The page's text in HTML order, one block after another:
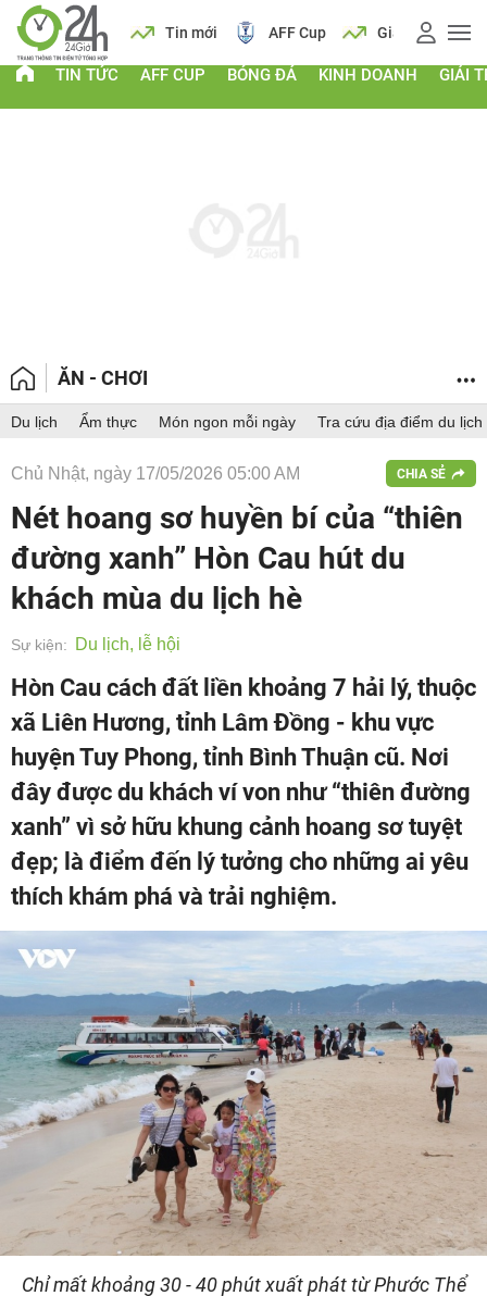
Lịch Tin mới AFF Cup Giá vàng
TIN TỨC AFF CUP BÓNG ĐÁ KINH DOANH GIẢI
ĂN - CHƠI
Du lịch Ẩm thực Món ngon mỗi ngày Tra cứu địa điểm du lịch
Chủ Nhật, ngày 17/05/2026 05:00 AM CHIA SẺ
Nét hoang sơ huyền bí của “thiên
đường xanh” Hòn Cau hút du
khách mùa du lịch hè
Sự kiện: Du lịch, lễ hội
Hòn Cau cách đất liền khoảng 7 hải lý, thuộc
xã Liên Hương, tỉnh Lâm Đồng - khu vực
huyện Tuy Phong, tỉnh Bình Thuận cũ. Nơi
đây được du khách ví von như “thiên đường
xanh” vì sở hữu khung cảnh hoang sơ tuyệt
đẹp; là điểm đến lý tưởng cho những ai yêu
thích khám phá và trải nghiệm.
Chỉ mất khoảng 30 - 40 phút xuất phát từ Phước Thể